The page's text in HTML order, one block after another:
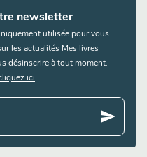
newsletter
utilisée pour vous
les actualités Mes livres
désinscrire à tout moment.
ici.
send